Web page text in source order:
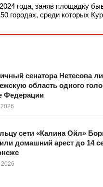
года, заняв площадку
городах, среди которых
сенатора Нетесова
область одного
Федерации
сети «Калина Ойл»
домашний арест до 14